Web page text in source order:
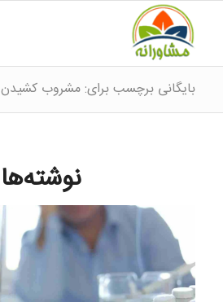
بایگانی برچسب برای: مشروب کشیدن
نوشته‌ها